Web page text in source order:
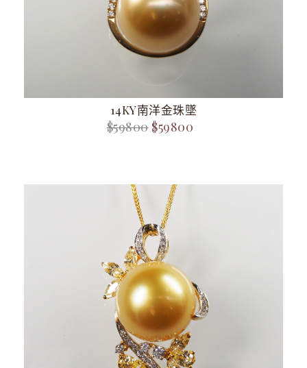
14KY南洋金珠墜
$59800 $59800